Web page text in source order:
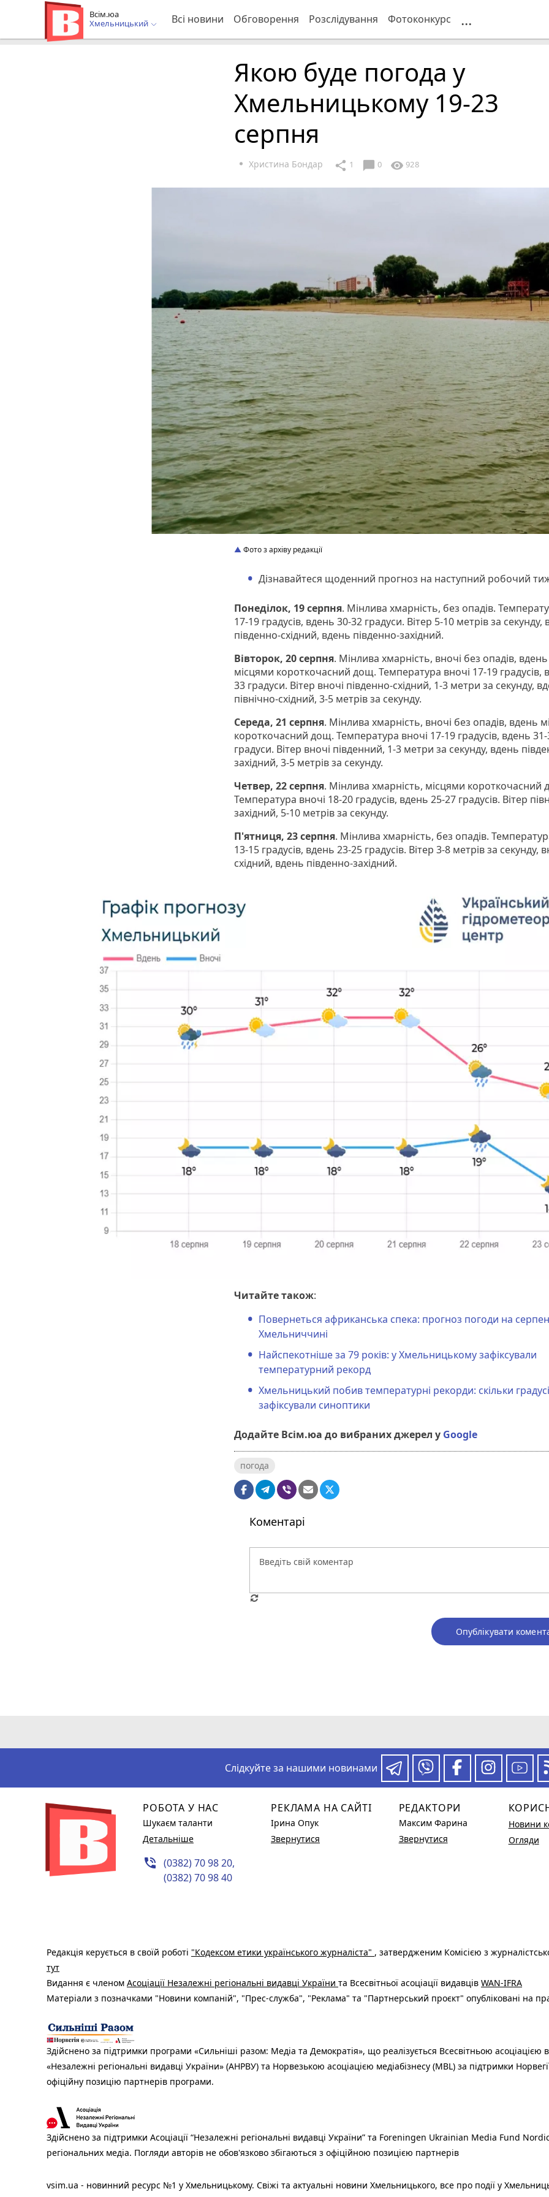
Всім.юа
Хмельницький
Всі новини Обговорення Розслідування Фотоконкурс ...
Якою буде погода у
Хмельницькому 19-23
серпня
Христина Бондар share 1 chat_bubble 0 visibility 928
Фото з архіву редакції
Дізнавайтеся щоденний прогноз на наступний робочий
Понеділок, 19 серпня. Мінлива хмарність, без опадів.
17-19 градусів, вдень 30-32 градуси. Вітер 5-10 метрів за секунду,
південно-східний, вдень південно-західний.
Вівторок, 20 серпня. Мінлива хмарність, вночі без опадів, вдень
місцями короткочасний дощ. Температура вночі 17-19 градусів,
33 градуси. Вітер вночі південно-східний, 1-3 метри за секунду,
північно-східний, 3-5 метрів за секунду.
Середа, 21 серпня. Мінлива хмарність, вночі без опадів, вдень
короткочасний дощ. Температура вночі 17-19 градусів, вдень
градуси. Вітер вночі південний, 1-3 метри за секунду, вдень
західний, 3-5 метрів за секунду.
Четвер, 22 серпня. Мінлива хмарність, місцями короткочасний
Температура вночі 18-20 градусів, вдень 25-27 градусів. Вітер
західний, 5-10 метрів за секунду.
П'ятниця, 23 серпня. Мінлива хмарність, без опадів.
13-15 градусів, вдень 23-25 градусів. Вітер 3-8 метрів за секунду,
східний, вдень південно-західний.
Читайте також:
Повернеться африканська спека: прогноз погоди на
Хмельниччині
Найспекотніше за 79 років: у Хмельницькому зафіксували
температурний рекорд
Хмельницький побив температурні рекорди: скільки
зафіксували синоптики
Додайте Всім.юа до вибраних джерел у Google
погода
Коментарі
Опублікувати
Слідкуйте за нашими новинами
РОБОТА У НАС
Шукаєм таланти
Детальніше
phone_in_talk (0382) 70 98 20,
(0382) 70 98 40
РЕКЛАМА НА САЙТІ
Ірина Опук
Звернутися
РЕДАКТОРИ
Максим Фарина
Звернутися
Новини
Огляди
Редакція керується в своїй роботі "Кодексом етики українського журналіста" , затвердженим Комісією з
тут
Видання є членом Асоціації Незалежні регіональні видавці України та Всесвітньої асоціації видавців WAN-IFRA
Матеріали з позначками "Новини компаній", "Прес-служба", "Реклама" та "Партнерський проєкт" опубліковані на
Здійснено за підтримки програми «Сильніші разом: Медіа та Демократія», що реалізується Всесвітньою асоціацією
«Незалежні регіональні видавці України» (АНРВУ) та Норвезькою асоціацією медіабізнесу (MBL) за підтримки
офіційну позицію партнерів програми.
Здійснено за підтримки Асоціації “Незалежні регіональні видавці України” та Foreningen Ukrainian Media Fund
регіональних медіа. Погляди авторів не обов'язково збігаються з офіційною позицією партнерів
vsim.ua - новинний ресурс №1 у Хмельницькому. Свіжі та актуальні новини Хмельницького, все про події у